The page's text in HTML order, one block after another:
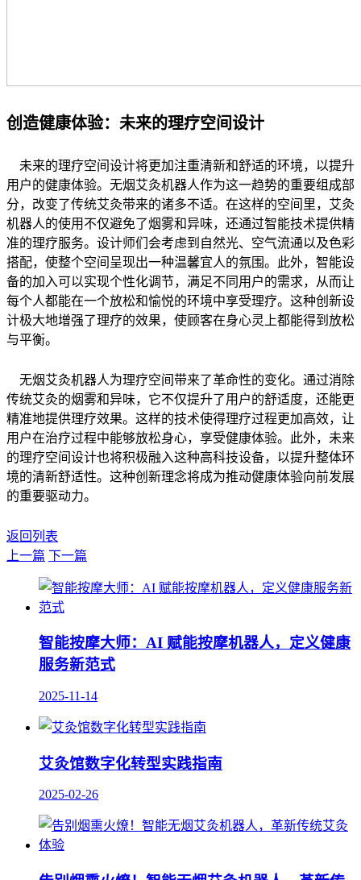
创造健康体验：未来的理疗空间设计
未来的理疗空间设计将更加注重清新和舒适的环境，以提升
用户的健康体验。无烟艾灸机器人作为这一趋势的重要组成部
分，改变了传统艾灸带来的诸多不适。在这样的空间里，艾灸
机器人的使用不仅避免了烟雾和异味，还通过智能技术提供精
准的理疗服务。设计师们会考虑到自然光、空气流通以及色彩
搭配，使整个空间呈现出一种温馨宜人的氛围。此外，智能设
备的加入可以实现个性化调节，满足不同用户的需求，从而让
每个人都能在一个放松和愉悦的环境中享受理疗。这种创新设
计极大地增强了理疗的效果，使顾客在身心灵上都能得到放松
与平衡。
无烟艾灸机器人为理疗空间带来了革命性的变化。通过消除
传统艾灸的烟雾和异味，它不仅提升了用户的舒适度，还能更
精准地提供理疗效果。这样的技术使得理疗过程更加高效，让
用户在治疗过程中能够放松身心，享受健康体验。此外，未来
的理疗空间设计也将积极融入这种高科技设备，以提升整体环
境的清新舒适性。这种创新理念将成为推动健康体验向前发展
的重要驱动力。
返回列表
上一篇 下一篇
智能按摩大师：AI 赋能按摩机器人，定义健康
服务新范式
2025-11-14
艾灸馆数字化转型实践指南
2025-02-26